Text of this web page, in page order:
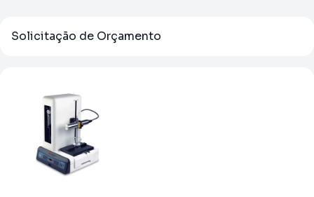
Solicitação de Orçamento